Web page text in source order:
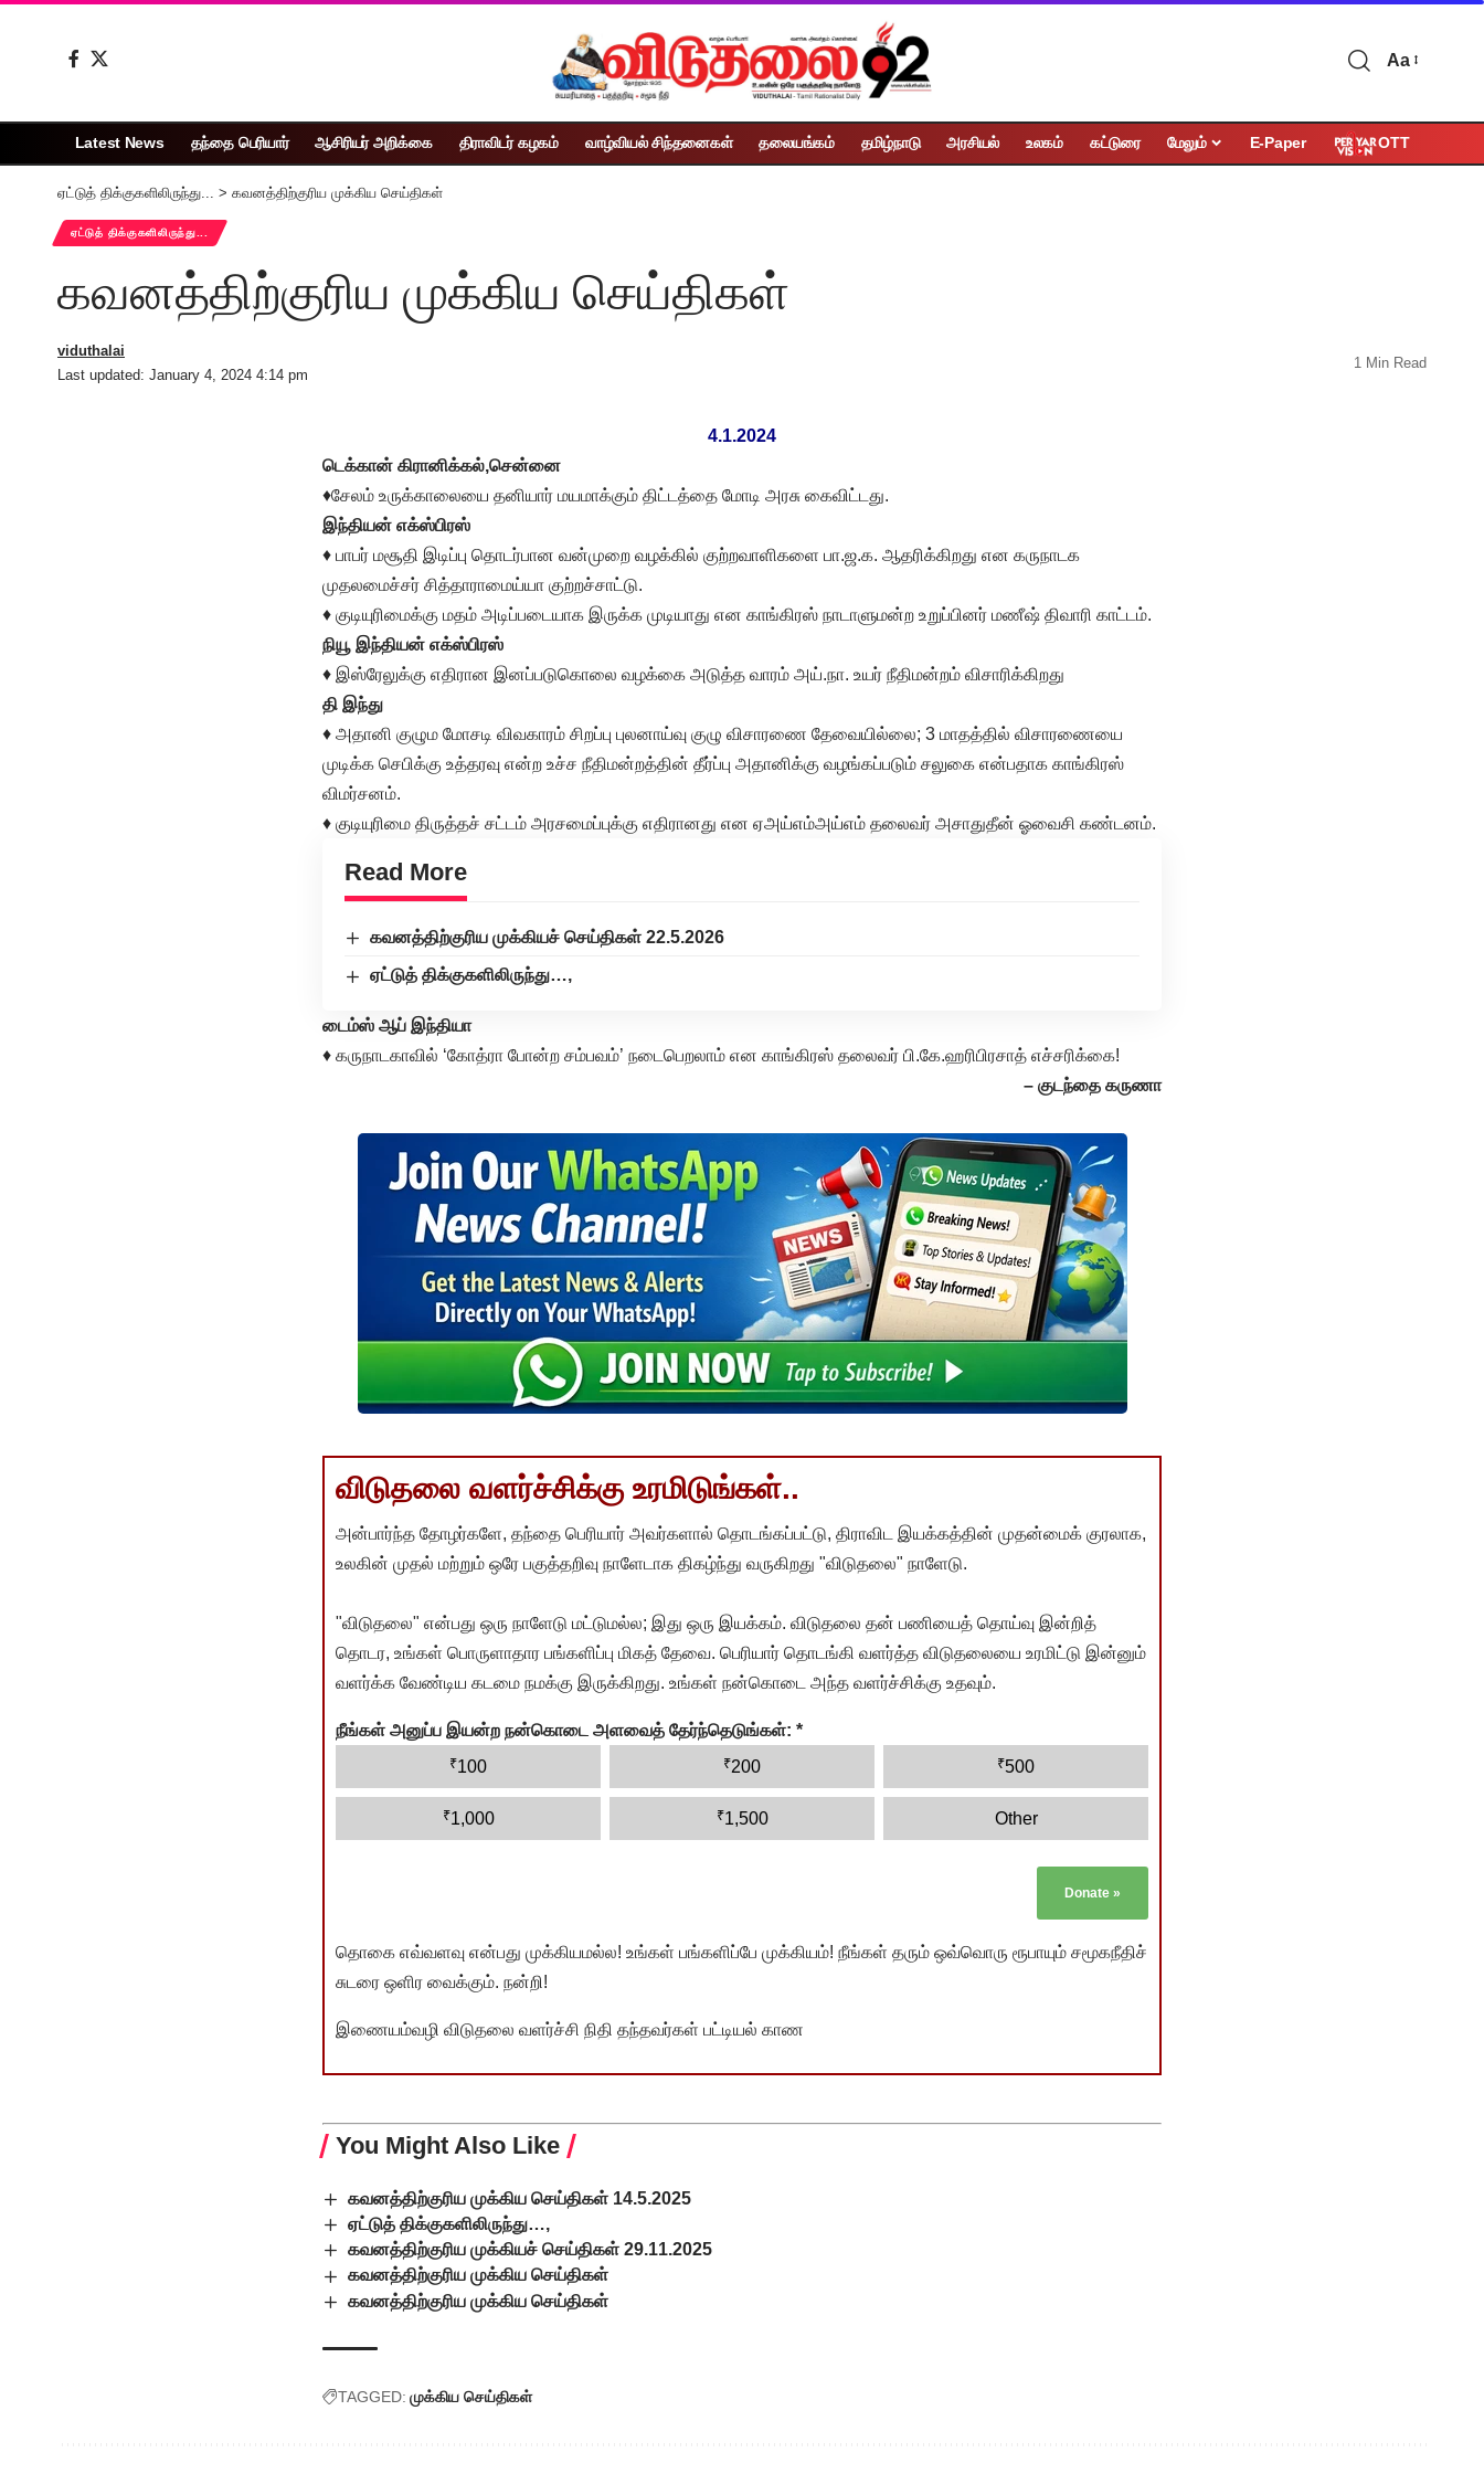
Aa
Latest News தந்தை பெரியார் ஆசிரியர் அறிக்கை திராவிடர் கழகம் வாழ்வியல் சிந்தனைகள் தலையங்கம் தமிழ்நாடு அரசியல் உலகம் கட்டுரை மேலும் E-Paper OTT
ஏட்டுத் திக்குகளிலிருந்து... > கவனத்திற்குரிய முக்கிய செய்திகள்
ஏட்டுத் திக்குகளிலிருந்து...
கவனத்திற்குரிய முக்கிய செய்திகள்
Last updated: January 4, 2024 4:14 pm
viduthalai
1 Min Read
4.1.2024
டெக்கான் கிரானிக்கல்,சென்னை
♦சேலம் உருக்காலையை தனியார் மயமாக்கும் திட்டத்தை மோடி அரசு கைவிட்டது.
இந்தியன் எக்ஸ்பிரஸ்
♦ பாபர் மசூதி இடிப்பு தொடர்பான வன்முறை வழக்கில் குற்றவாளிகளை பா.ஜ.க. ஆதரிக்கிறது என கருநாடக
முதலமைச்சர் சித்தாராமைய்யா குற்றச்சாட்டு.
♦ குடியுரிமைக்கு மதம் அடிப்படையாக இருக்க முடியாது என காங்கிரஸ் நாடாளுமன்ற உறுப்பினர் மணீஷ் திவாரி காட்டம்.
நியூ இந்தியன் எக்ஸ்பிரஸ்
♦ இஸ்ரேலுக்கு எதிரான இனப்படுகொலை வழக்கை அடுத்த வாரம் அய்.நா. உயர் நீதிமன்றம் விசாரிக்கிறது
தி இந்து
♦ அதானி குழும மோசடி விவகாரம் சிறப்பு புலனாய்வு குழு விசாரணை தேவையில்லை; 3 மாதத்தில் விசாரணையை
முடிக்க செபிக்கு உத்தரவு என்ற உச்ச நீதிமன்றத்தின் தீர்ப்பு அதானிக்கு வழங்கப்படும் சலுகை என்பதாக காங்கிரஸ்
விமர்சனம்.
♦ குடியுரிமை திருத்தச் சட்டம் அரசமைப்புக்கு எதிரானது என ஏஅய்எம்அய்எம் தலைவர் அசாதுதீன் ஓவைசி கண்டனம்.
Read More
கவனத்திற்குரிய முக்கியச் செய்திகள் 22.5.2026
ஏட்டுத் திக்குகளிலிருந்து…,
டைம்ஸ் ஆப் இந்தியா
♦ கருநாடகாவில் ‘கோத்ரா போன்ற சம்பவம்’ நடைபெறலாம் என காங்கிரஸ் தலைவர் பி.கே.ஹரிபிரசாத் எச்சரிக்கை!
– குடந்தை கருணா
விடுதலை வளர்ச்சிக்கு உரமிடுங்கள்..
அன்பார்ந்த தோழர்களே, தந்தை பெரியார் அவர்களால் தொடங்கப்பட்டு, திராவிட இயக்கத்தின் முதன்மைக் குரலாக,
உலகின் முதல் மற்றும் ஒரே பகுத்தறிவு நாளேடாக திகழ்ந்து வருகிறது "விடுதலை" நாளேடு.
"விடுதலை" என்பது ஒரு நாளேடு மட்டுமல்ல; இது ஒரு இயக்கம். விடுதலை தன் பணியைத் தொய்வு இன்றித்
தொடர, உங்கள் பொருளாதார பங்களிப்பு மிகத் தேவை. பெரியார் தொடங்கி வளர்த்த விடுதலையை உரமிட்டு இன்னும்
வளர்க்க வேண்டிய கடமை நமக்கு இருக்கிறது. உங்கள் நன்கொடை அந்த வளர்ச்சிக்கு உதவும்.
நீங்கள் அனுப்ப இயன்ற நன்கொடை அளவைத் தேர்ந்தெடுங்கள்: *
₹100 ₹200 ₹500
₹1,000 ₹1,500 Other
Donate »
தொகை எவ்வளவு என்பது முக்கியமல்ல! உங்கள் பங்களிப்பே முக்கியம்! நீங்கள் தரும் ஒவ்வொரு ரூபாயும் சமூகநீதிச்
சுடரை ஒளிர வைக்கும். நன்றி!
இணையம்வழி விடுதலை வளர்ச்சி நிதி தந்தவர்கள் பட்டியல் காண
You Might Also Like
கவனத்திற்குரிய முக்கிய செய்திகள் 14.5.2025
ஏட்டுத் திக்குகளிலிருந்து…,
கவனத்திற்குரிய முக்கியச் செய்திகள் 29.11.2025
கவனத்திற்குரிய முக்கிய செய்திகள்
கவனத்திற்குரிய முக்கிய செய்திகள்
TAGGED: முக்கிய செய்திகள்